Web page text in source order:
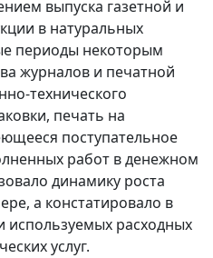
выпуска газетной и
в натуральных
периоды некоторым
журналов и печатной
технического
печать на
поступательное
работ в денежном
динамику роста
а констатировало в
используемых расходных
услуг.